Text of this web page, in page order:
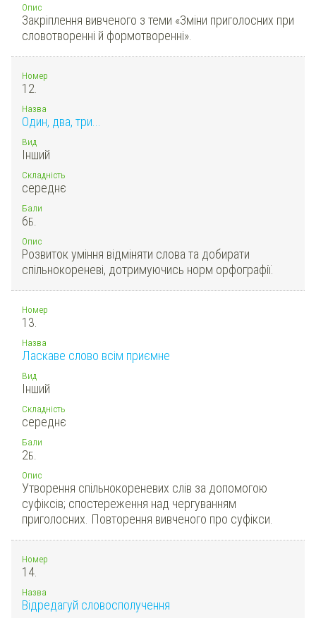
Опис
Закріплення вивченого з теми «Зміни приголосних при
словотворенні й формотворенні».
Номер
12.
Назва
Один, два, три...
Вид
Інший
Складність
середнє
Бали
6Б.
Опис
Розвиток уміння відміняти слова та добирати
спільнокореневі, дотримуючись норм орфографії.
Номер
13.
Назва
Ласкаве слово всім приємне
Вид
Інший
Складність
середнє
Бали
2Б.
Опис
Утворення спільнокореневих слів за допомогою
суфіксів; спостереження над чергуванням
приголосних. Повторення вивченого про суфікси.
Номер
14.
Назва
Відредагуй словосполучення